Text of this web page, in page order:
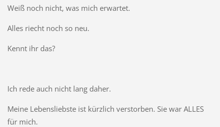
Weiß noch nicht, was mich erwartet.
Alles riecht noch so neu.
Kennt ihr das?
Ich rede auch nicht lang daher.
Meine Lebensliebste ist kürzlich verstorben. Sie war ALLES
für mich.